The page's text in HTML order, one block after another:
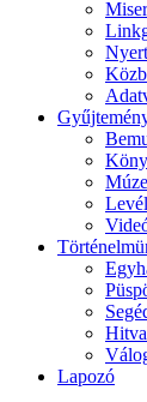
Lapozó